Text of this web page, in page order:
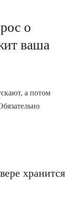
о
ваша
а потом
хранится